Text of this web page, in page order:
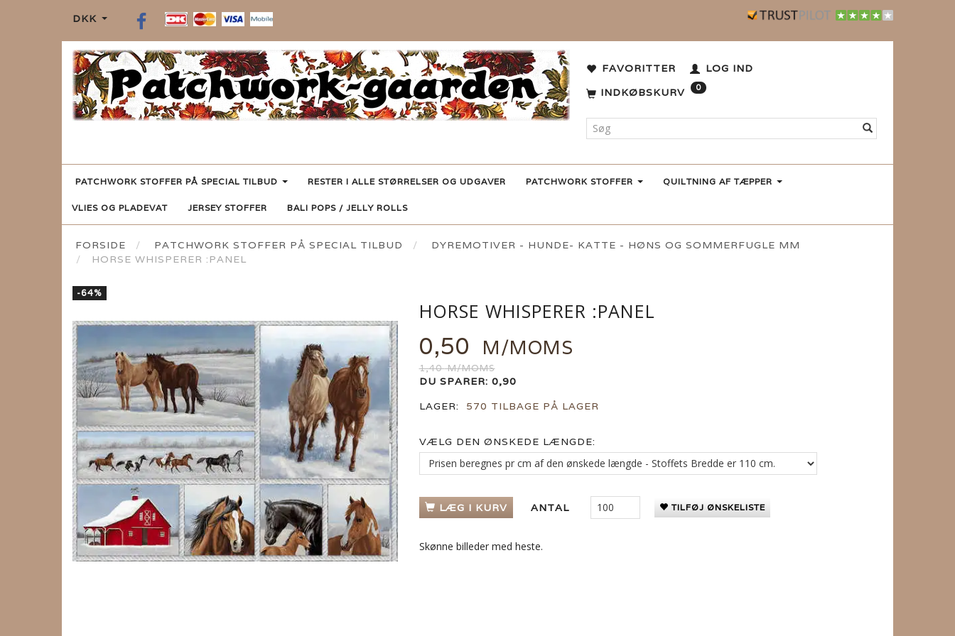
DKK
FAVORITTER
LOG IND
INDKØBSKURV
0
PATCHWORK STOFFER PÅ SPECIAL TILBUD RESTER I ALLE STØRRELSER OG UDGAVER PATCHWORK STOFFER QUILTNING AF TÆPPER
VLIES OG PLADEVAT JERSEY STOFFER BALI POPS / JELLY ROLLS
FORSIDE PATCHWORK STOFFER PÅ SPECIAL TILBUD
DYREMOTIVER - HUNDE- KATTE - HØNS OG SOMMERFUGLE MM
HORSE WHISPERER :PANEL
-64%
HORSE WHISPERER :PANEL
0,50 M/MOMS
1,40M/MOMS
DU SPARER: 0,90
LAGER:
570 TILBAGE PÅ LAGER
VÆLG DEN ØNSKEDE LÆNGDE:
LÆG I KURV ANTAL TILFØJ ØNSKELISTE
Skønne billeder med heste.